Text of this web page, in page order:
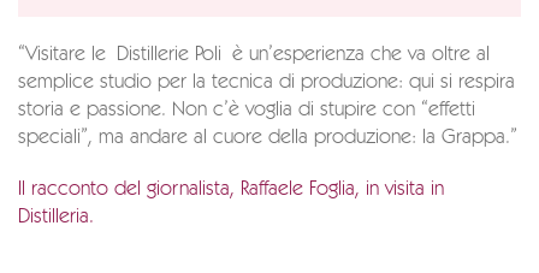
“Visitare le Distillerie Poli è un’esperienza che va oltre al
semplice studio per la tecnica di produzione: qui si respira
storia e passione. Non c’è voglia di stupire con “effetti
speciali”, ma andare al cuore della produzione: la Grappa.”
Il racconto del giornalista, Raffaele Foglia, in visita in
Distilleria.